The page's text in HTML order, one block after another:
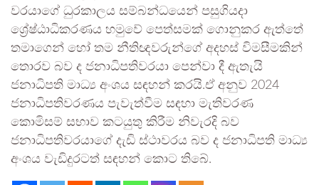
වරයාගේ ධුරකාලය සම්බන්ධයෙන් පසුගියදා
ශ්‍රේෂ්ඨාධිකරණය හමුවේ පෙත්සමක් ගොනුකර ඇත්තේ
තමාගෙන් හෝ තම නීතිඥවරුන්ගේ අදහස් විමසීමකින්
තොරව බව ද ජනාධිපතිවරයා පෙන්වා දී ඇතැයි
ජනාධිපති මාධ්‍ය අංශය සඳහන් කරයි.ඒ අනුව 2024
ජනාධිපතිවරණය පැවැත්වීම සඳහා මැතිවරණ
කොමිසම් සභාව කටයුතු කිරීම නිවැරදි බව
ජනාධිපතිවරයාගේ දැඩි ස්ථාවරය බව ද ජනාධිපති මාධ්‍ය
අංශය වැඩිදුරටත් සඳහන් කොට තිබේ.